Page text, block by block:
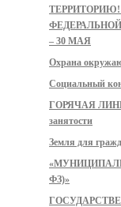
– 30 МАЯ
Охрана
Социальный
ГОРЯЧАЯ
занятости
Земля для
ФЗ)»